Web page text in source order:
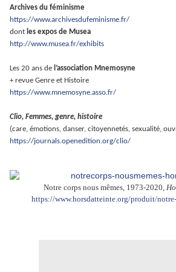
Archives du féminisme
https://www.archivesdufeminisme.fr/
dont les expos de Musea
http://www.musea.fr/exhibits
Les 20 ans de l’association Mnemosyne
+ revue Genre et Histoire
https://www.mnemosyne.asso.fr/
Clio, Femmes, genre, histoire
(care, émotions, danser, citoyennetés, sexualité,
https://journals.openedition.org/clio/
Notre corps nous mêmes, 1973-2020,
https://www.horsdatteinte.org/produit/